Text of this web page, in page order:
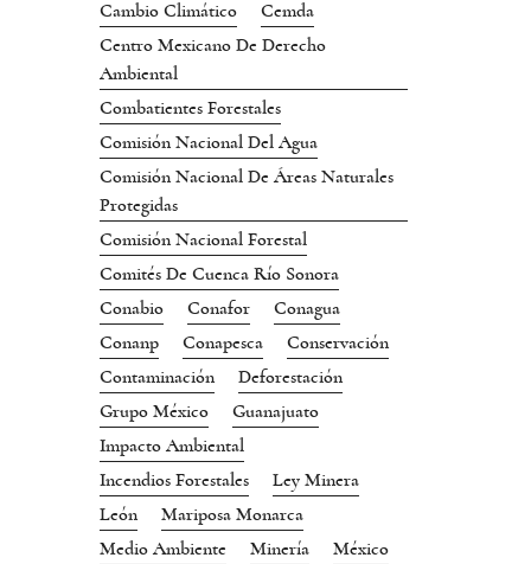
Cambio Climático
Cemda
Centro Mexicano De Derecho
Ambiental
Combatientes Forestales
Comisión Nacional Del Agua
Comisión Nacional De Áreas Naturales
Protegidas
Comisión Nacional Forestal
Comités De Cuenca Río Sonora
Conabio
Conafor
Conagua
Conanp
Conapesca
Conservación
Contaminación
Deforestación
Grupo México
Guanajuato
Impacto Ambiental
Incendios Forestales
Ley Minera
León
Mariposa Monarca
Medio Ambiente
Minería
México